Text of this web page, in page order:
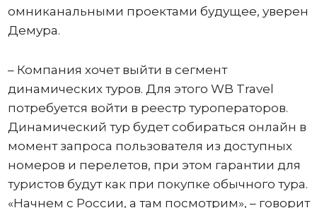
омниканальными проектами будущее, уверен
Демура.
– Компания хочет выйти в сегмент
динамических туров. Для этого WB Travel
потребуется войти в реестр туроператоров.
Динамический тур будет собираться онлайн в
момент запроса пользователя из доступных
номеров и перелетов, при этом гарантии для
туристов будут как при покупке обычного тура.
«Начнем с России, а там посмотрим», – говорит